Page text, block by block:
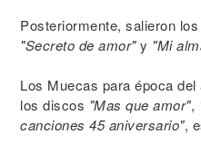
Posteriormente, salieron
"Secreto de amor"y "Mi
Los Muecas para época
los discos "Mas que amor",
canciones 45 aniversario",